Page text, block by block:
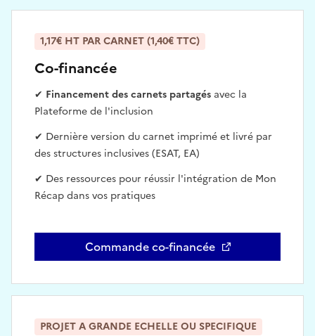
Co-financée
✔ Financement des carnets partagés avec la
Plateforme de l'inclusion
✔ Dernière version du carnet imprimé et livré par
des structures inclusives (ESAT, EA)
✔ Des ressources pour réussir l'intégration de Mon
Récap dans vos pratiques
1,17€ HT PAR CARNET (1,40€ TTC)
Commande co-financéeOuvre une nouvelle fenêtre
PROJET A GRANDE ECHELLE OU SPECIFIQUE